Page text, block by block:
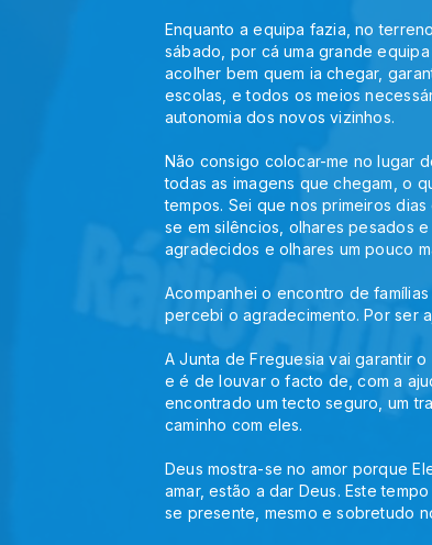
Enquanto a equipa fazia, no
sábado, por cá uma grande
acolher bem quem ia chegar,
escolas, e todos os meios
autonomia dos novos vizinhos.
Não consigo colocar-me no lugar
todas as imagens que chegam, o
tempos. Sei que nos primeiros
se em silêncios, olhares pesados
agradecidos e olhares um pouco
Acompanhei o encontro de
percebi o agradecimento. Por ser
A Junta de Freguesia vai garantir
e é de louvar o facto de, com a
encontrado um tecto seguro, um
caminho com eles.
Deus mostra-se no amor porque
amar, estão a dar Deus. Este
se presente, mesmo e sobretudo